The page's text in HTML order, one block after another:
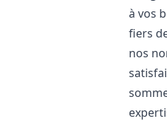
à vos
fiers
nos